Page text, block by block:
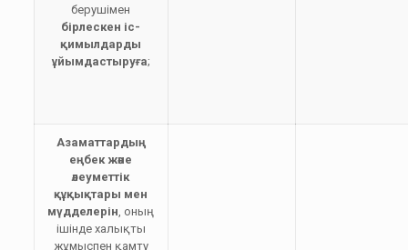
берушімен
бірлескен іс-
қимылдарды
ұйымдастыруға;
Азаматтардың
еңбек және
әлеуметтік
құқықтары мен
мүдделерін, оның
ішінде халықты
жұмыспен қамту